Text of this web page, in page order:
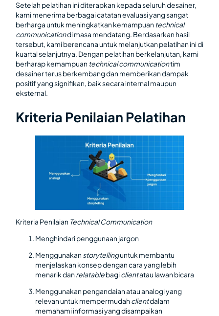
Setelah pelatihan ini diterapkan kepada seluruh desainer,
kami menerima berbagai catatan evaluasi yang sangat
berharga untuk meningkatkan kemampuan technical
communicationdi masa mendatang. Berdasarkan hasil
tersebut, kami berencana untuk melanjutkan pelatihan ini di
kuartal selanjutnya. Dengan pelatihan berkelanjutan, kami
berharap kemampuan technical communicationtim
desainer terus berkembang dan memberikan dampak
positif yang signifikan, baik secara internal maupun
eksternal.
Kriteria Penilaian Pelatihan
Kriteria Penilaian Technical Communication
Menghindari penggunaan jargon
Menggunakanstorytellinguntuk membantu
menjelaskan konsep dengan cara yang lebih
menarik danrelatablebagiclientatau lawan bicara
Menggunakan pengandaian atau analogi yang
relevan untuk mempermudahclientdalam
memahami informasi yang disampaikan